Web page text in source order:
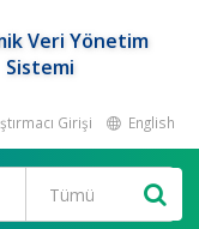
Veri Yönetim
Sistemi
Girişi English